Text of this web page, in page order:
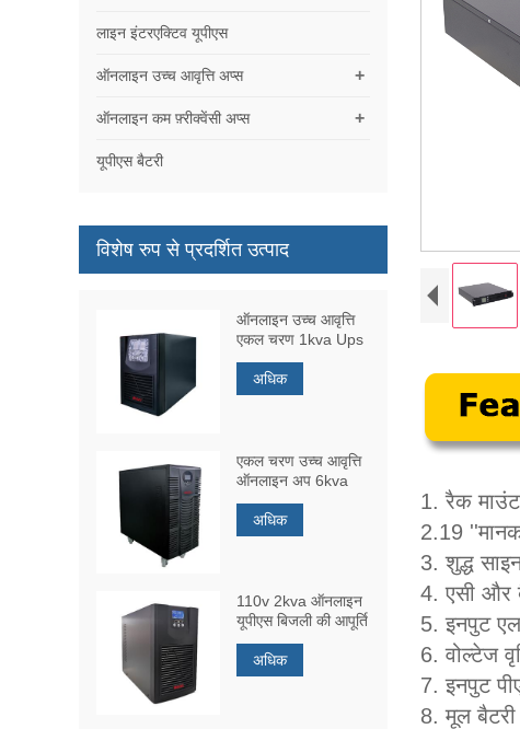
1. रैक
2.19
3. शुद्ध
4. एसी और
5. इनपुट
6. वोल्टेज
7. इनपुट
8. मूल
लाइन इंटरएक्टिव यूपीएस
+
ऑनलाइन उच्च आवृत्ति अप्स
+
ऑनलाइन कम फ़्रीक्वेंसी अप्स
यूपीएस बैटरी
विशेष रुप से प्रदर्शित उत्पाद
ऑनलाइन उच्च आवृत्ति
एकल चरण 1kva Ups
अधिक
एकल चरण उच्च आवृत्ति
ऑनलाइन अप 6kva
अधिक
110v 2kva ऑनलाइन
यूपीएस बिजली की आपूर्ति
अधिक